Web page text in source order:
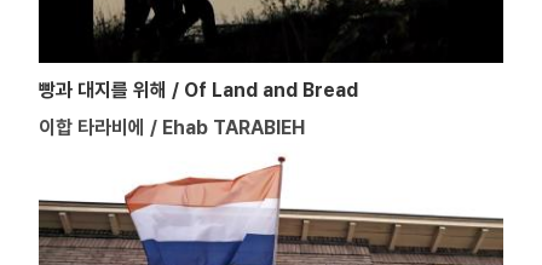
빵과 대지를 위해 / Of Land and Bread
이합 타라비에 / Ehab TARABIEH